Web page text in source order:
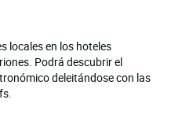
locales en los hoteles
Podrá descubrir el
deleitándose con las